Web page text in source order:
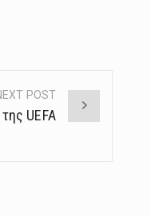
POST
UEFA